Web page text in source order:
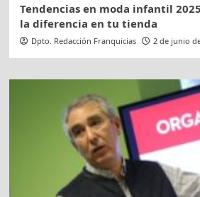
Tendencias en moda infantil
la diferencia en tu tienda
Dpto. Redacción Franquicias 2 de junio